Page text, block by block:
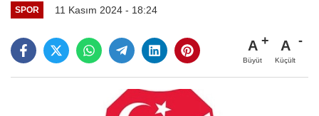
SPOR 11 Kasım 2024 - 18:24
A
Büyüt
A
Küçült